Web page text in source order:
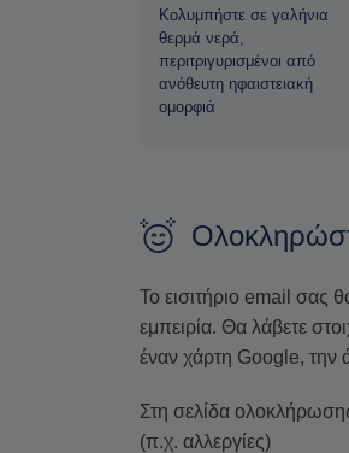
Κολυμπήστε σε γαλήνια
θερμά νερά,
περιτριγυρισμένοι από
ανόθευτη ηφαιστειακή
ομορφιά
Το εισιτήριο email σας
εμπειρία. Θα λάβετε
έναν χάρτη Google, την
Στη σελίδα
(π.χ. αλλεργίες)